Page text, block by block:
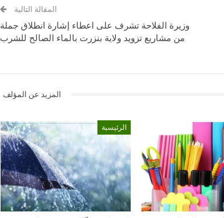
المقالة التالية
وزيرة الفلاحة تشرف على اعطاء إشارة انطلاق جملة
من مشاريع تزويد ولاية بنزرت بالماء الصالح للشرب
المزيد عن المؤلف
الرئيسية